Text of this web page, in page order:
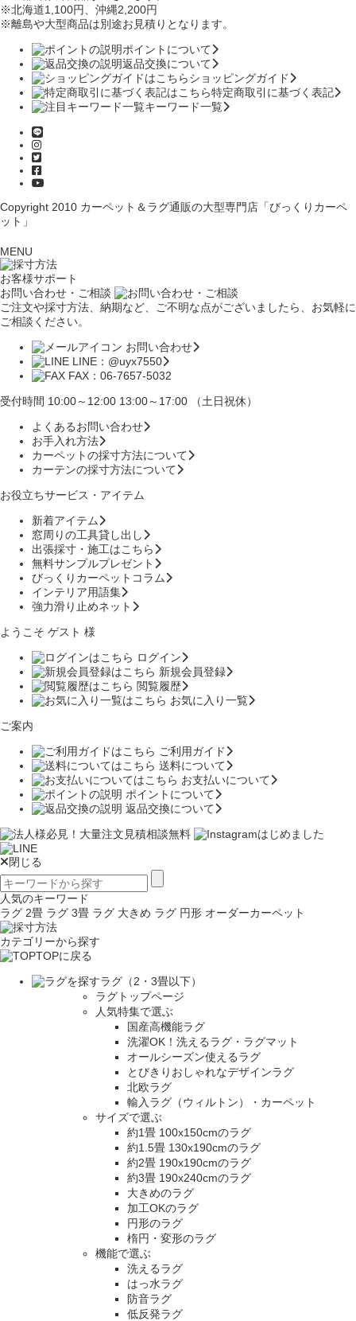
※北海道1,100円
、沖縄2,200円
※離島や大型商品は別途お見積りとなります。
ポイントについて
返品交換について
ショッピングガイド
特定商取引に基づく表記
キーワード一覧
Copyright 2010 カーペット＆ラグ通販の大型専門店「びっくりカーペ
ット」
MENU
お客様サポート
お問い合わせ・ご相談
ご注文や採寸方法、納期など、ご不明な点がございましたら、お気軽に
ご相談ください。
お問い合わせ
LINE：@uyx7550
FAX：06-7657-5032
受付時間 10:00～12:00 13:00～17:00 （土日祝休）
よくあるお問い合わせ
お手入れ方法
カーペットの採寸方法について
カーテンの採寸方法について
お役立ちサービス・アイテム
新着アイテム
窓周りの工具貸し出し
出張採寸・施工はこちら
無料サンプルプレゼント
びっくりカーペットコラム
インテリア用語集
強力滑り止めネット
ようこそ ゲスト 様
ログイン
新規会員登録
閲覧履歴
お気に入り一覧
ご案内
ご利用ガイド
送料について
お支払いについて
ポイントについて
返品交換について
閉じる
人気のキーワード
ラグ 2畳 ラグ 3畳 ラグ 大きめ ラグ 円形 オーダーカーペット
カテゴリーから探す
TOPに戻る
ラグ（2・3畳以下）
ラグトップページ
人気特集で選ぶ
国産高機能ラグ
洗濯OK！洗えるラグ・ラグマット
オールシーズン使えるラグ
とびきりおしゃれなデザインラグ
北欧ラグ
輸入ラグ（ウィルトン）・カーペット
サイズで選ぶ
約1畳 100x150cmのラグ
約1.5畳 130x190cmのラグ
約2畳 190x190cmのラグ
約3畳 190x240cmのラグ
大きめのラグ
加工OKのラグ
円形のラグ
楕円・変形のラグ
機能で選ぶ
洗えるラグ
はっ水ラグ
防音ラグ
低反発ラグ